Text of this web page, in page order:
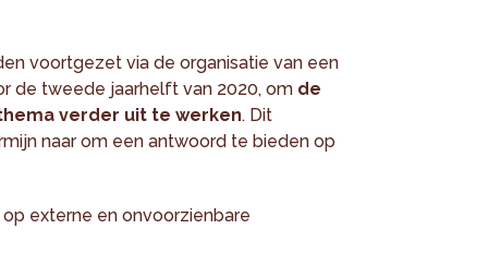
voortgezet via de organisatie van een
de tweede jaarhelft van 2020, om de
verder uit te werken. Dit
naar om een antwoord te bieden op
externe en onvoorzienbare